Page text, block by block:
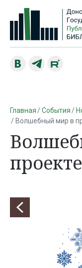
Главная События
Волшебный мир в